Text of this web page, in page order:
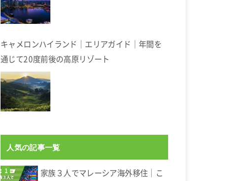
キャメロンハイランド｜エリアガイド｜年間を
通じて20度前後の高原リゾート
人気の記事一覧
家族３人でマレーシア海外移住｜こ